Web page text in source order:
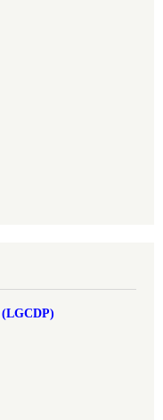
(LGCDP)